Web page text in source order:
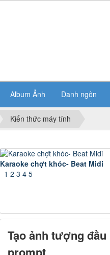
Album Ảnh Danh ngôn
Kiến thức máy tính
Karaoke chợt khóc- Beat Midi
1 2 3 4 5
Tạo ảnh tượng